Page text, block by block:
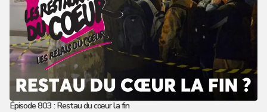
Épisode 803 : Restau du cœur la fin